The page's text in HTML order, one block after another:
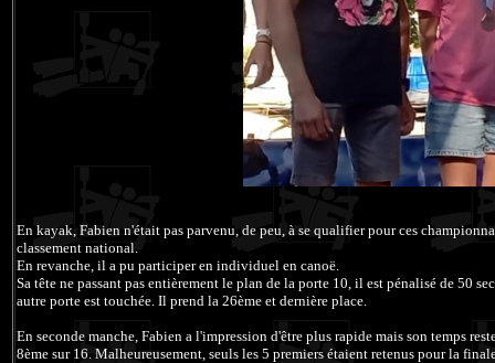
En kayak, Fabien n'était pas parvenu, de peu, à se qualifier pour ces
classement national.
En revanche, il a pu participer en individuel en canoë.
Sa tête ne passant pas entièrement le plan de la porte 10, il est pénalisé de 50
autre porte est touchée. Il prend la 26ème et dernière place.
En seconde manche, Fabien a l'impression d'être plus rapide mais son temps
8ème sur 16. Malheureusement, seuls les 5 premiers étaient retenus pour la